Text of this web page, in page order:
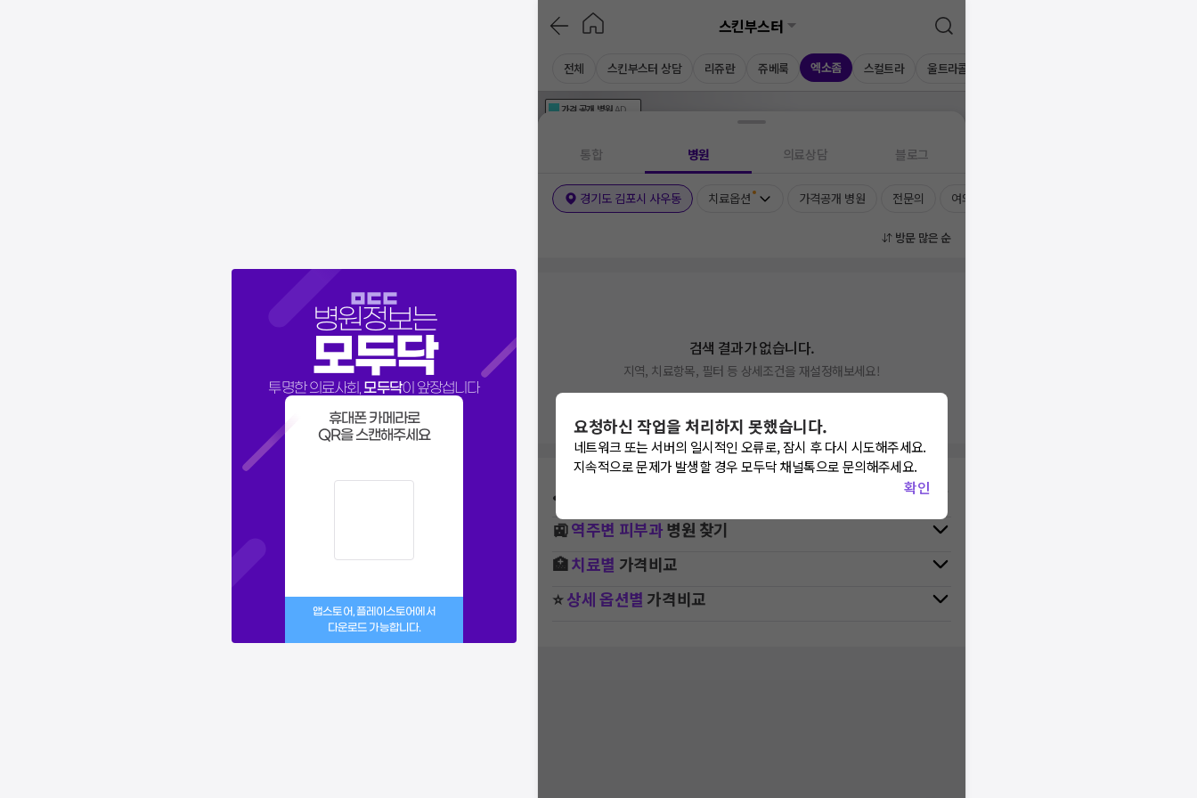
병원정보는
모두닥
투명한 의료사회,모두닥이 앞장섭니다
휴대폰 카메라로
QR을 스캔해주세요
앱스토어, 플레이스토어에서
다운로드 가능합니다.
스킨부스터
전체 스킨부스터 상담 리쥬란 쥬베룩 엑소좀 스컬트라 울트라콜
가격공개 병원AD
통합 병원 의료상담 블로그
경기도 김포시 사우동 치료옵션 가격공개 병원 전문의 여의사
방문 많은 순
검색 결과가 없습니다.
지역, 치료항목, 필터 등 상세조건을 재설정해보세요!
⛳
🚉역주변 피부과병원 찾기
🏥치료별 가격비교
⭐상세 옵션별 가격비교
요청하신 작업을 처리하지 못했습니다.
네트워크 또는 서버의 일시적인 오류로, 잠시 후 다시 시도해주세요.
지속적으로 문제가 발생할 경우 모두닥 채널톡으로 문의해주세요.
확인